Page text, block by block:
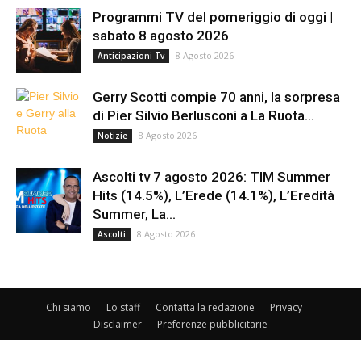
Programmi TV del pomeriggio di oggi |
sabato 8 agosto 2026
Anticipazioni Tv 8 Agosto 2026
Gerry Scotti compie 70 anni, la sorpresa
di Pier Silvio Berlusconi a La Ruota...
Notizie 8 Agosto 2026
Ascolti tv 7 agosto 2026: TIM Summer
Hits (14.5%), L’Erede (14.1%), L’Eredità
Summer, La...
Ascolti 8 Agosto 2026
Chi siamo Lo staff Contatta la redazione
Privacy
Disclaimer
Preferenze pubblicitarie